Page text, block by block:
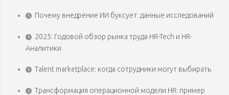
Почему внедрение ИИ буксует: данные исследований
2025: Годовой обзор рынка труда HR-Tech и HR-
Аналитики
Talent marketplace: когда сотрудники могут выбирать
Трансформация операционной модели HR: пример